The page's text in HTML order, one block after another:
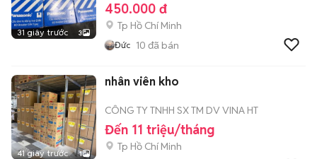
31 giây trước 3
450.000 đ
Tp Hồ Chí Minh
Đức 10 đã bán
41 giây trước 1
nhân viên kho
CÔNG TY TNHH SX TM DV VINA HT
Đến 11 triệu/tháng
Tp Hồ Chí Minh